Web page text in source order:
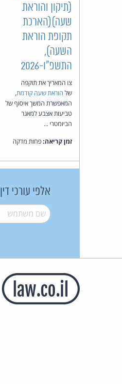
(תיקון והוראת
שעה)(הארכת
תקופת הוראת
השעה),
התשפ"ו-2026
צו המאריך את תוקפה
של הוראת שעה קודמת,
המאפשרת המשך איסוף של
טביעות אצבע למאגר
הביומטרי ...
זמן קריאה:פחות מדקה
אלפי עורכי
שם משתמש*